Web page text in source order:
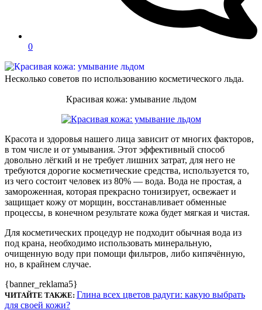
0
Несколько советов по использованию косметического льда.
Красивая кожа: умывание льдом
Красота и здоровья нашего лица зависит от многих факторов,
в том числе и от умывания. Этот эффективный способ
довольно лёгкий и не требует лишних затрат, для него не
требуются дорогие косметические средства, используется то,
из чего состоит человек из 80% — вода. Вода не простая, а
замороженная, которая прекрасно тонизирует, освежает и
защищает кожу от морщин, восстанавливает обменные
процессы, в конечном результате кожа будет мягкая и чистая.
Для косметических процедур не подходит обычная вода из
под крана, необходимо использовать минеральную,
очищенную воду при помощи фильтров, либо кипячённую,
но, в крайнем случае.
{banner_reklama5}
ЧИТАЙТЕ ТАКЖЕ: Глина всех цветов радуги: какую выбрать
для своей кожи?